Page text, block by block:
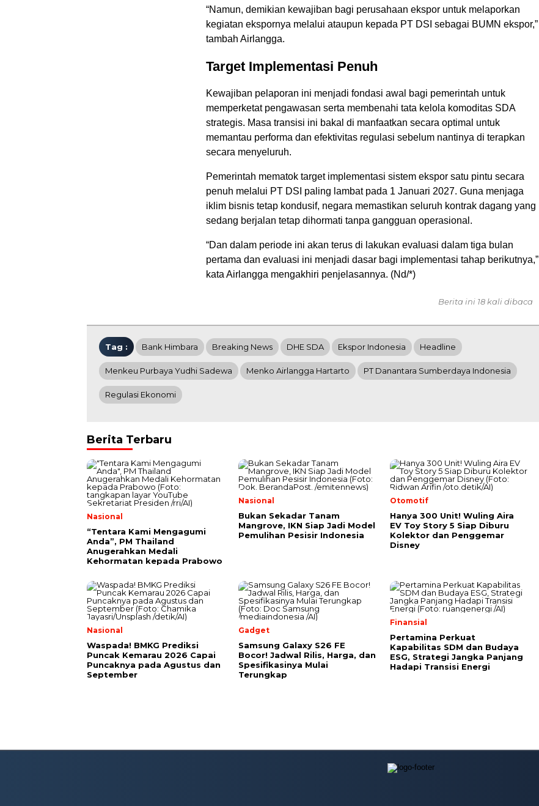
“Namun, demikian kewajiban bagi perusahaan ekspor untuk melaporkan
kegiatan ekspornya melalui ataupun kepada PT DSI sebagai BUMN ekspor,”
tambah Airlangga.
Target Implementasi Penuh
Kewajiban pelaporan ini menjadi fondasi awal bagi pemerintah untuk
memperketat pengawasan serta membenahi tata kelola komoditas SDA
strategis. Masa transisi ini bakal di manfaatkan secara optimal untuk
memantau performa dan efektivitas regulasi sebelum nantinya di terapkan
secara menyeluruh.
Pemerintah mematok target implementasi sistem ekspor satu pintu secara
penuh melalui PT DSI paling lambat pada 1 Januari 2027. Guna menjaga
iklim bisnis tetap kondusif, negara memastikan seluruh kontrak dagang yang
sedang berjalan tetap dihormati tanpa gangguan operasional.
“Dan dalam periode ini akan terus di lakukan evaluasi dalam tiga bulan
pertama dan evaluasi ini menjadi dasar bagi implementasi tahap berikutnya,”
kata Airlangga mengakhiri penjelasannya. (Nd/*)
Berita ini 18 kali dibaca
Tag : Bank Himbara Breaking News DHE SDA Ekspor Indonesia Headline
Menkeu Purbaya Yudhi Sadewa Menko Airlangga Hartarto PT Danantara Sumberdaya Indonesia
Regulasi Ekonomi
Berita Terbaru
Nasional
“Tentara Kami Mengagumi
Anda”, PM Thailand
Anugerahkan Medali
Kehormatan kepada Prabowo
Nasional
Bukan Sekadar Tanam
Mangrove, IKN Siap Jadi Model
Pemulihan Pesisir Indonesia
Otomotif
Hanya 300 Unit! Wuling Aira
EV Toy Story 5 Siap Diburu
Kolektor dan Penggemar
Disney
Nasional
Waspada! BMKG Prediksi
Puncak Kemarau 2026 Capai
Puncaknya pada Agustus dan
September
Gadget
Samsung Galaxy S26 FE
Bocor! Jadwal Rilis, Harga, dan
Spesifikasinya Mulai
Terungkap
Finansial
Pertamina Perkuat
Kapabilitas SDM dan Budaya
ESG, Strategi Jangka Panjang
Hadapi Transisi Energi